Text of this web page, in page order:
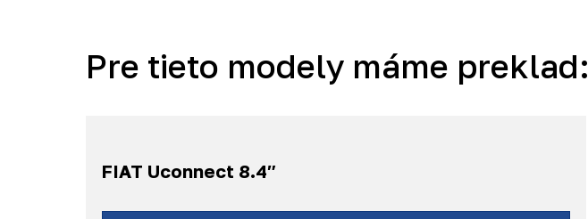
Pre tieto modely máme preklad:
FIAT Uconnect 8.4″
Freemont